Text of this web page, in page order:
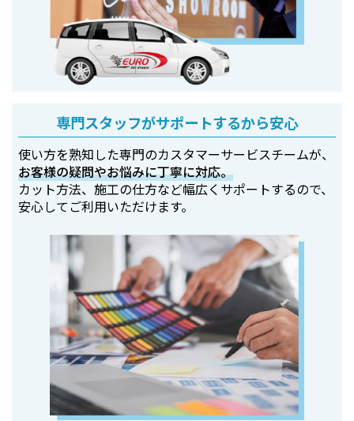
専門スタッフがサポートするから安心
使い方を熟知した専門のカスタマーサービスチームが、
お客様の疑問やお悩みに丁寧に対応。
カット方法、施工の仕方など幅広くサポートするので、
安心してご利用いただけます。